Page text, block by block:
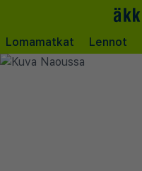
Lomamatkat Lennot